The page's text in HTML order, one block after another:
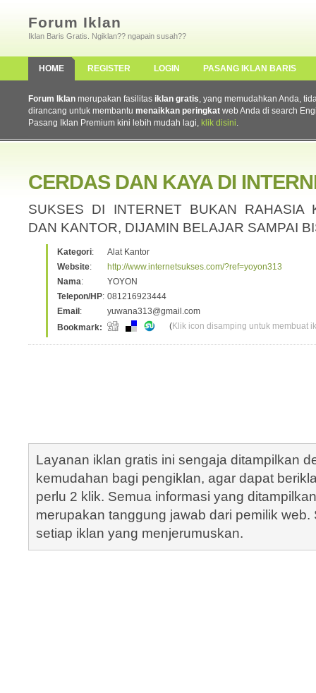
Forum Iklan
Iklan Baris Gratis. Ngiklan?? ngapain susah??
HOME REGISTER LOGIN PASANG IKLAN BARIS
Forum Iklan merupakan fasilitas iklan gratis, yang memudahkan Anda,
dirancang untuk membantu menaikkan peringkat web Anda di search
Pasang Iklan Premium kini lebih mudah lagi, klik disini.
CERDAS DAN KAYA DI
SUKSES DI INTERNET BUKAN RAHASIA
DAN KANTOR, DIJAMIN BELAJAR SAMPAI
Kategori:
Alat Kantor
Website:
http://www.internetsukses.com/?ref=yoyon313
Nama:
YOYON
Telepon/HP: 081216923444
Email :
yuwana313@gmail.com
Bookmark:
(Klik icon disamping untuk membuat
Layanan iklan gratis ini sengaja ditampilkan
kemudahan bagi pengiklan, agar dapat
perlu 2 klik. Semua informasi yang
merupakan tanggung jawab dari pemilik
setiap iklan yang menjerumuskan.